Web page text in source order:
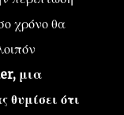
χρόνο θα
μια
ότι